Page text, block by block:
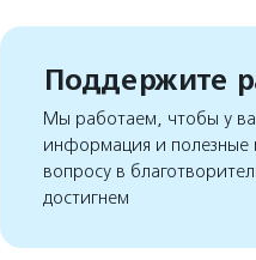
Поддержите
Мы работаем, чтобы у
информация и
вопросу в
достигнем